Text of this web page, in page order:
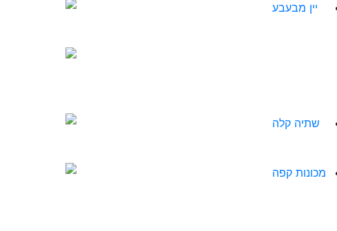
יין מבעבע
שתיה קלה
מכונות קפה